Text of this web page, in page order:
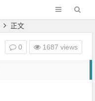
正文
0 1687 views